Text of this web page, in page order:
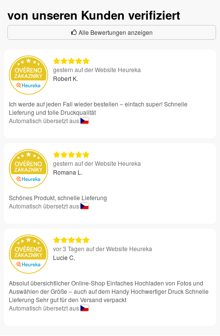
von unseren Kunden verifiziert
Alle Bewertungen anzeigen
gestern auf der Website Heureka
Robert K.
Ich werde auf jeden Fall wieder bestellen – einfach super! Schnelle
Lieferung und tolle Druckqualität
Automatisch übersetzt aus
gestern auf der Website Heureka
Romana L.
Schönes Produkt, schnelle Lieferung
Automatisch übersetzt aus
vor 3 Tagen auf der Website Heureka
Lucie C.
Absolut übersichtlicher Online-Shop Einfaches Hochladen von Fotos und
Auswählen der Größe – auch auf dem Handy Hochwertiger Druck Schnelle
Lieferung Sehr gut für den Versand verpackt
Automatisch übersetzt aus